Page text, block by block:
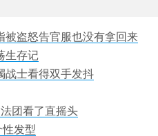
被盗怒告官服也没有拿回来
生存记
战士看得双手发抖
团看了直摇头
发型